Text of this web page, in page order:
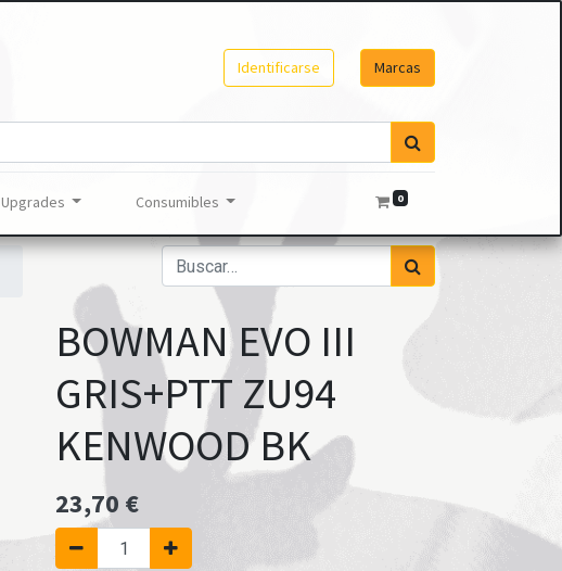
Identificarse Marcas
Upgrades Consumibles 0
BOWMAN EVO III
GRIS+PTT ZU94
KENWOOD BK
23,70 €